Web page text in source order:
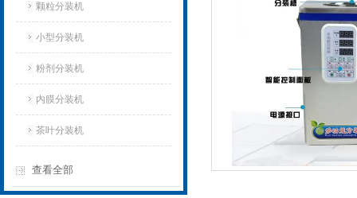
颗粒分装机
小型分装机
粉剂分装机
内膜分装机
茶叶分装机
查看全部